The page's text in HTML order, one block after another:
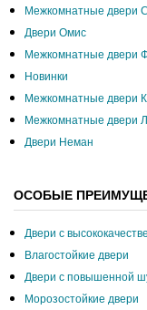
Межкомнатные двери
Двери Омис
Межкомнатные двери
Новинки
Межкомнатные двери
Межкомнатные двери
Двери Неман
ОСОБЫЕ
Двери с
Влагостойкие двери
Двери с повышенной
Морозостойкие двери